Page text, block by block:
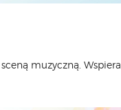
muzyczną. Wspiera